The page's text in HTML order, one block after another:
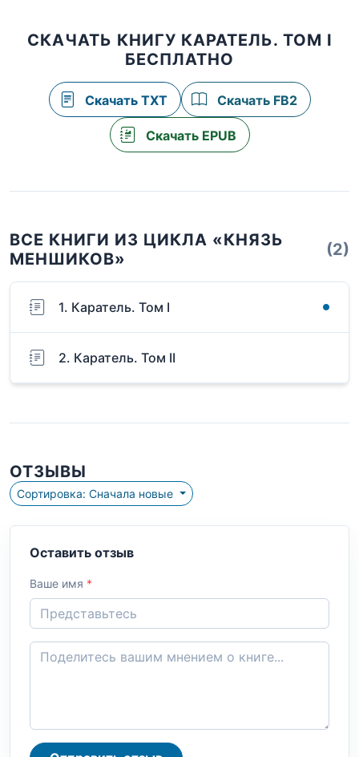
СКАЧАТЬ КНИГУ КАРАТЕЛЬ. ТОМ I
БЕСПЛАТНО
Скачать TXT Скачать FB2
Скачать EPUB
ВСЕ КНИГИ ИЗ ЦИКЛА «КНЯЗЬ
МЕНШИКОВ»
(2)
1. Каратель. Том I
2. Каратель. Том II
ОТЗЫВЫ
Сортировка: Сначала новые
Оставить отзыв
Ваше имя *